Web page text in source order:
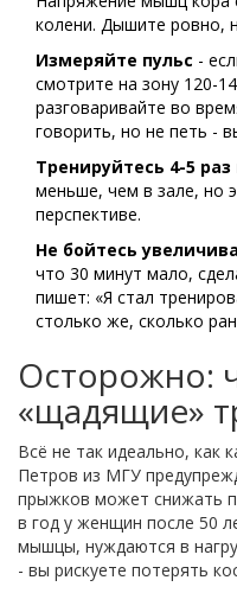
колени. Дышите ровно,
Измеряйте пульс -
смотрите на зону 120-
разговаривайте во
говорить, но не петь -
Тренируйтесь 4-5
меньше, чем в зале, но
перспективе.
Не бойтесь
что 30 минут мало,
пишет: «Я стал
столько же, сколько
Осторожно:
«щадящие»
Всё не так идеально, как
Петров из МГУ
прыжков может снижать
в год у женщин после 50
мышцы, нуждаются в
- вы рискуете потерять